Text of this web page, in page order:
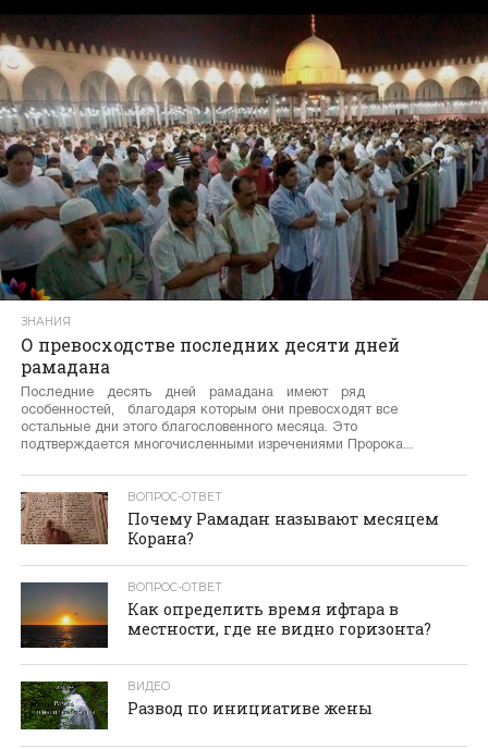
ЗНАНИЯ
О превосходстве последних десяти дней
рамадана
Последние десять дней рамадана имеют ряд
особенностей, благодаря которым они превосходят все
остальные дни этого благословенного месяца. Это
подтверждается многочисленными изречениями Пророка...
ВОПРОС-ОТВЕТ
Почему Рамадан называют месяцем
Корана?
ВОПРОС-ОТВЕТ
Как определить время ифтара в
местности, где не видно горизонта?
ВИДЕО
Развод по инициативе жены